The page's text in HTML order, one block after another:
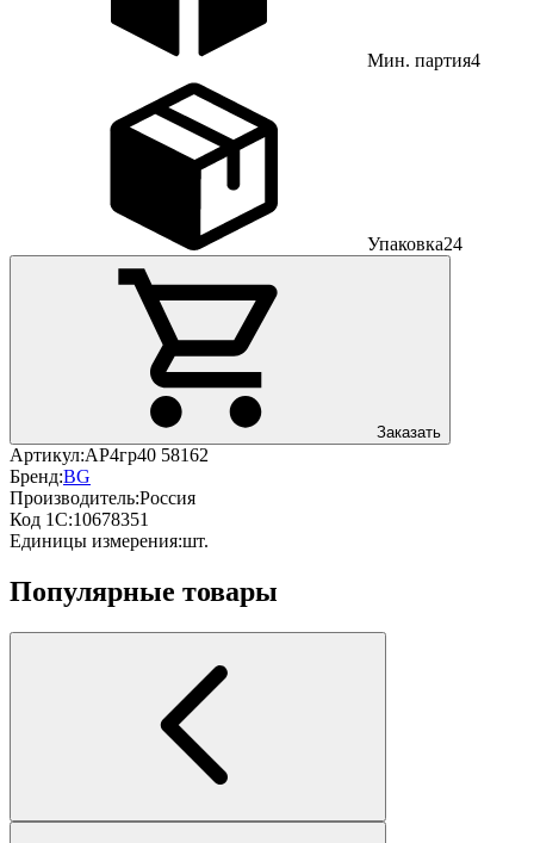
Мин. партия4
Упаковка24
Заказать
Артикул:АР4гр40 58162
Бренд:BG
Производитель:Россия
Код 1С:10678351
Единицы измерения:шт.
Популярные товары